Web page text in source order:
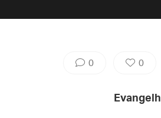
0 0